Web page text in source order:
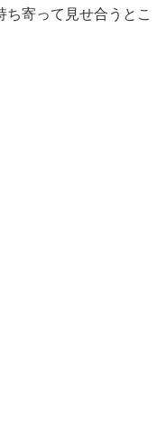
寄って見せ合うとこ